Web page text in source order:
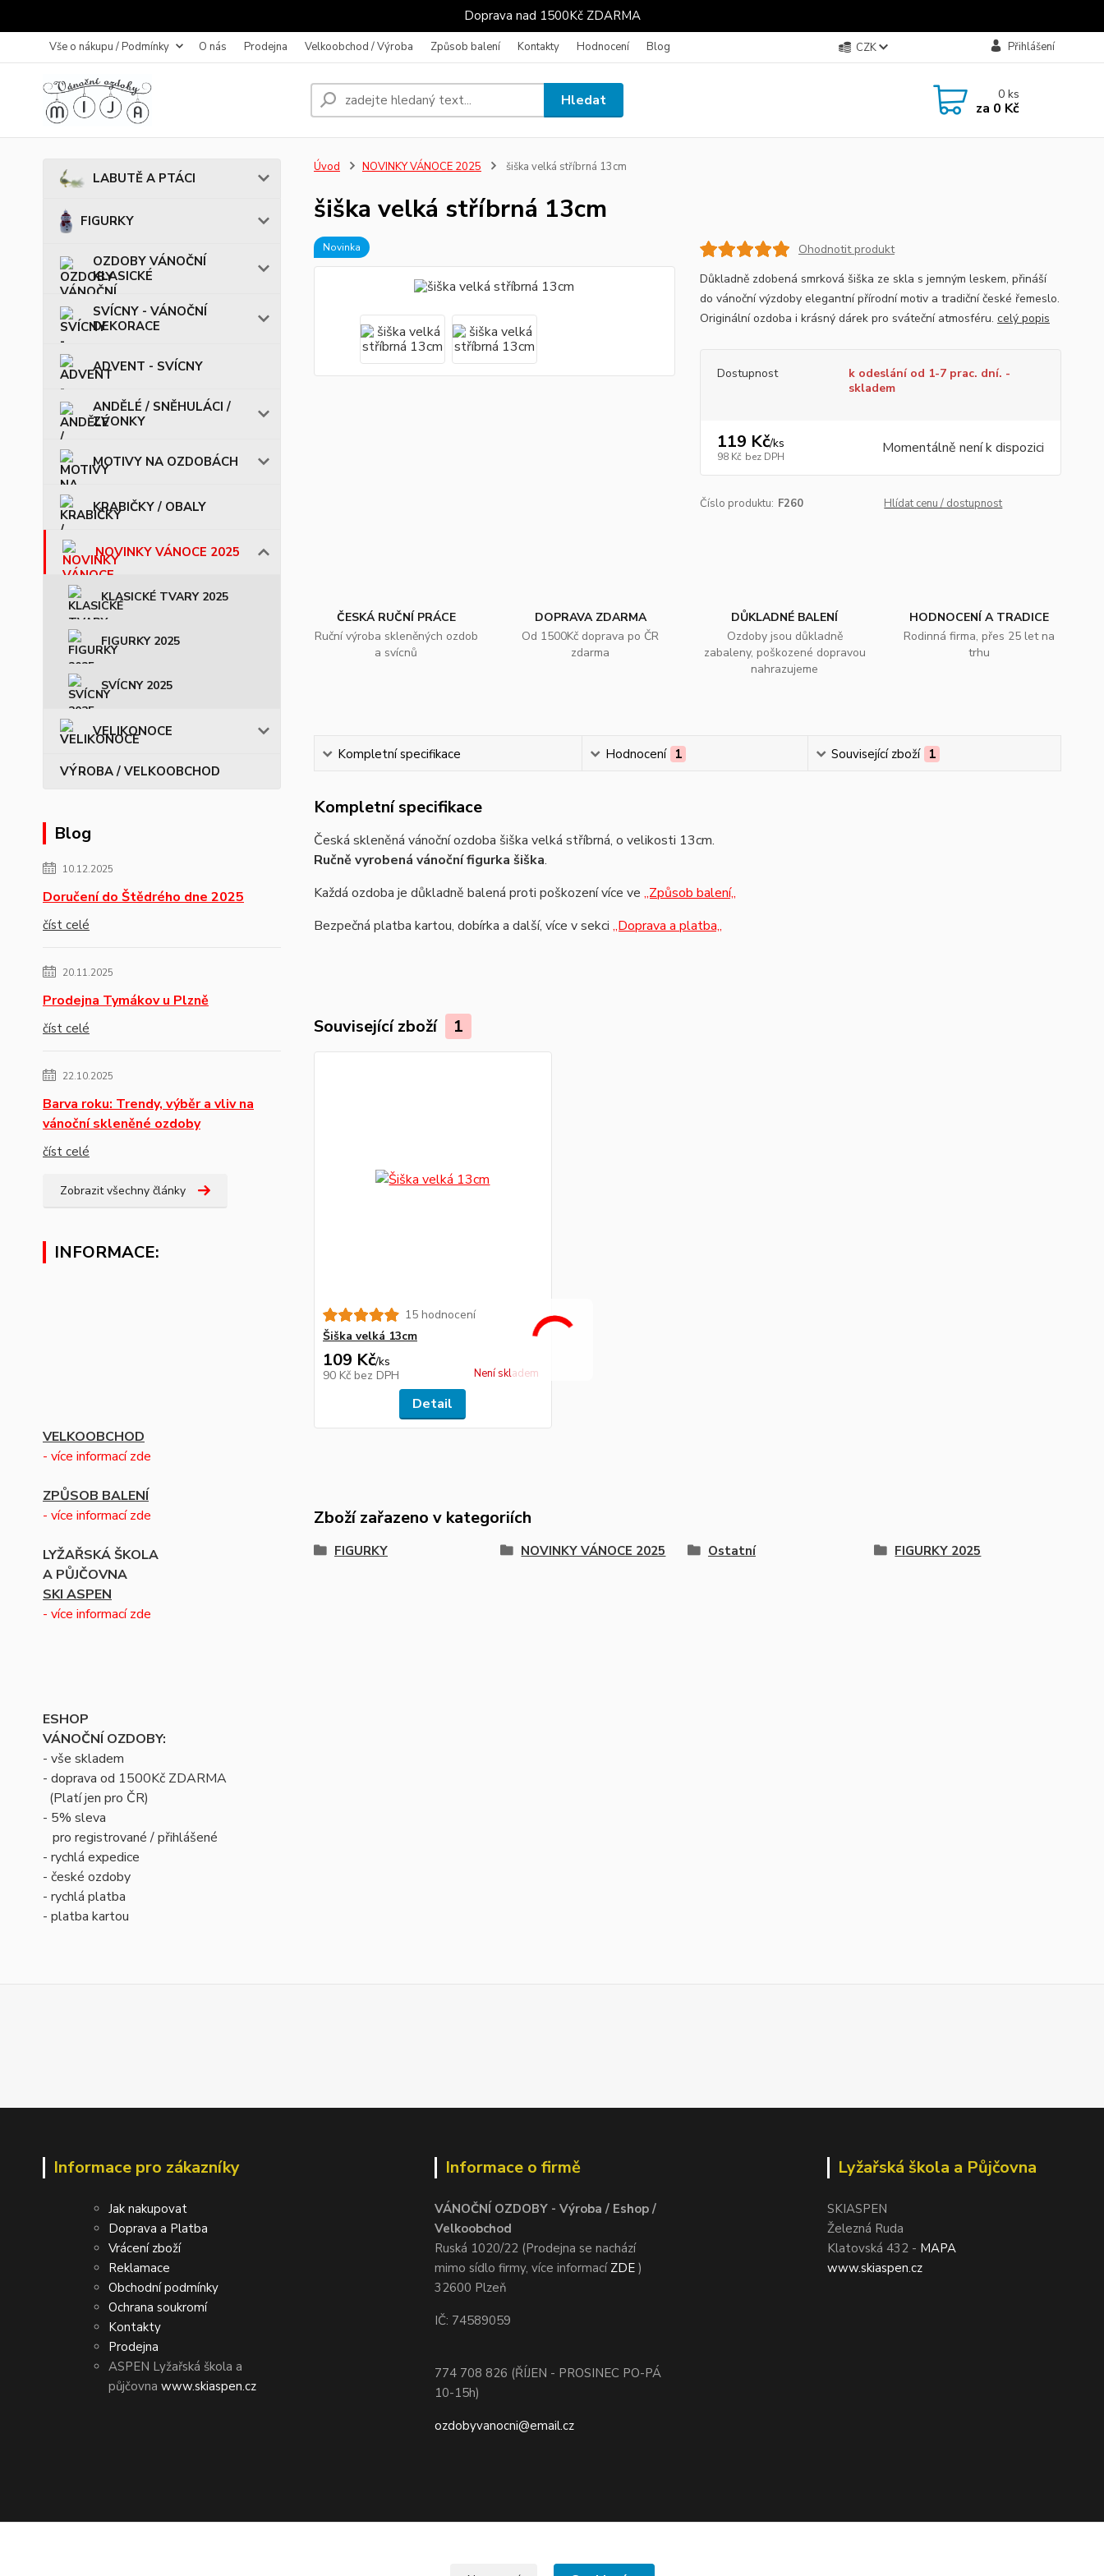
Doprava nad 1500Kč ZDARMA
Vše o nákupu / Podmínky O nás Prodejna Velkoobchod / Výroba Způsob balení Kontakty Hodnocení Blog CZK Přihlášení
Hledat 0ks
za 0 Kč
LABUTĚ A PTÁCI
FIGURKY
OZDOBY VÁNOČNÍ
KLASICKÉ
SVÍCNY - VÁNOČNÍ
DEKORACE
ADVENT - SVÍCNY
ANDĚLÉ / SNĚHULÁCI /
ZVONKY
MOTIVY NA OZDOBÁCH
KRABIČKY / OBALY
NOVINKY VÁNOCE 2025
KLASICKÉ TVARY 2025
FIGURKY 2025
SVÍCNY 2025
VELIKONOCE
VÝROBA / VELKOOBCHOD
Blog
10.12.2025
Doručení do Štědrého dne 2025
číst celé
20.11.2025
Prodejna Tymákov u Plzně
číst celé
22.10.2025
Barva roku: Trendy, výběr a vliv na
vánoční skleněné ozdoby
číst celé
Zobrazit všechny články
INFORMACE:
VELKOOBCHOD
- více informací zde
ZPŮSOB BALENÍ
- více informací zde
LYŽAŘSKÁ ŠKOLA
A PŮJČOVNA
SKI ASPEN
- více informací zde
ESHOP
VÁNOČNÍ OZDOBY:
- vše skladem
- doprava od 1500Kč ZDARMA
(Platí jen pro ČR)
- 5% sleva
pro registrované / přihlášené
- rychlá expedice
- české ozdoby
- rychlá platba
- platba kartou
Úvod NOVINKY VÁNOCE 2025 šiška velká stříbrná 13cm
šiška velká stříbrná 13cm
Novinka
Ohodnotit produkt
Důkladně zdobená smrková šiška ze skla s jemným leskem, přináší
do vánoční výzdoby elegantní přírodní motiv a tradiční české řemeslo.
Originální ozdoba i krásný dárek pro sváteční atmosféru. celý popis
Dostupnost
k odeslání od 1-7 prac. dní. -
skladem
119 Kč/ks
98 Kč bez DPH Momentálně není k dispozici
Číslo produktu: F260 Hlídat cenu / dostupnost
ČESKÁ RUČNÍ PRÁCE
Ruční výroba skleněných ozdob
a svícnů
DOPRAVA ZDARMA
Od 1500Kč doprava po ČR
zdarma
DŮKLADNÉ BALENÍ
Ozdoby jsou důkladně
zabaleny, poškozené dopravou
nahrazujeme
HODNOCENÍ A TRADICE
Rodinná firma, přes 25 let na
trhu
Kompletní specifikace Hodnocení 1 Související zboží 1
Kompletní specifikace
Česká skleněná vánoční ozdoba šiška velká stříbrná, o velikosti 13cm.
Ručně vyrobená vánoční figurka šiška.
Každá ozdoba je důkladně balená proti poškození více ve ,,Způsob balení,,
Bezpečná platba kartou, dobírka a další, více v sekci ,,Doprava a platba,,
Související zboží 1
15 hodnocení
Šiška velká 13cm
109 Kč/ks
90 Kč bez DPH Není skladem
Detail
Zboží zařazeno v kategoriích
FIGURKY NOVINKY VÁNOCE 2025 Ostatní FIGURKY 2025
Informace pro zákazníky
Jak nakupovat
Doprava a Platba
Vrácení zboží
Reklamace
Obchodní podmínky
Ochrana soukromí
Kontakty
Prodejna
ASPEN Lyžařská škola a
půjčovna www.skiaspen.cz
Informace o firmě
VÁNOČNÍ OZDOBY - Výroba / Eshop /
Velkoobchod
Ruská 1020/22 (Prodejna se nachází
mimo sídlo firmy, více informací ZDE )
32600 Plzeň
IČ: 74589059
774 708 826 (ŘÍJEN - PROSINEC PO-PÁ
10-15h)
ozdobyvanocni@email.cz
Lyžařská škola a Půjčovna
SKIASPEN
Železná Ruda
Klatovská 432 - MAPA
www.skiaspen.cz